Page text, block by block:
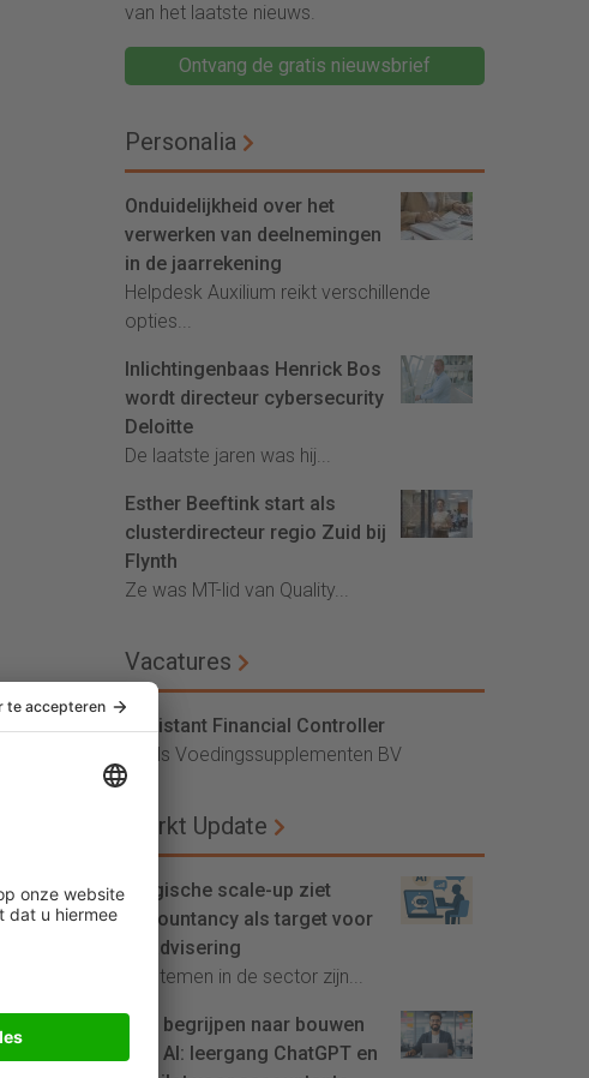
van het laatste nieuws.
Ontvang de gratis nieuwsbrief
Personalia
Onduidelijkheid over het
verwerken van deelnemingen
in de jaarrekening
Helpdesk Auxilium reikt verschillende
opties...
Inlichtingenbaas Henrick Bos
wordt directeur cybersecurity
Deloitte
De laatste jaren was hij...
Esther Beeftink start als
clusterdirecteur regio Zuid bij
Flynth
Ze was MT-lid van Quality...
Vacatures
Assistant Financial Controller
Vitals Voedingssupplementen BV
Markt Update
Belgische scale-up ziet
accountancy als target voor
AI-advisering
'Systemen in de sector zijn...
Van begrijpen naar bouwen
met AI: leergang ChatGPT en